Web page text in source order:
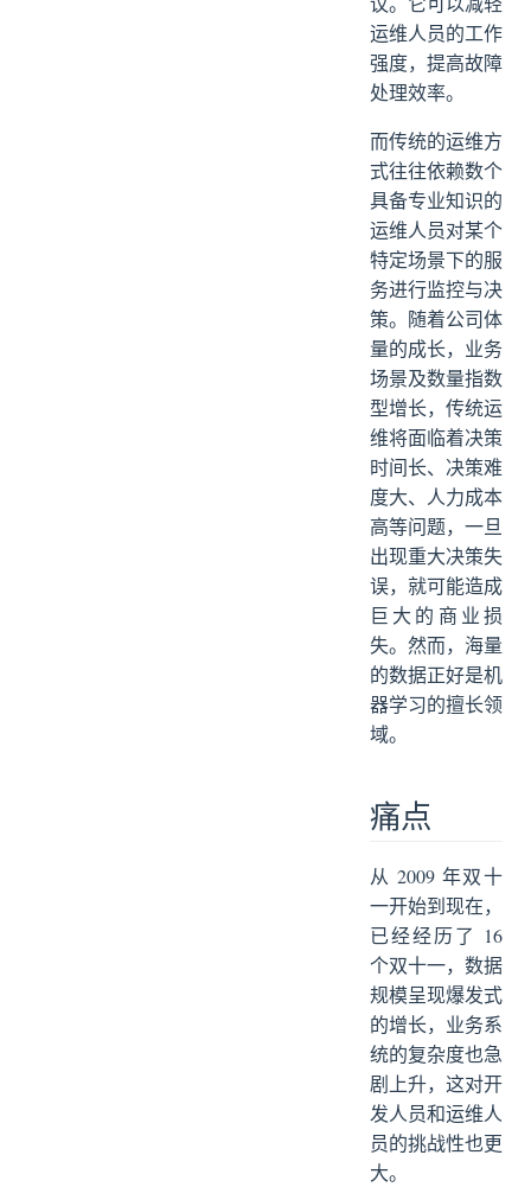
运维人员的工作
强度，提高故障
处理效率。
而传统的运维方
式往往依赖数个
具备专业知识的
运维人员对某个
特定场景下的服
务进行监控与决
策。随着公司体
量的成长，业务
场景及数量指数
型增长，传统运
维将面临着决策
时间长、决策难
度大、人力成本
高等问题，一旦
出现重大决策失
误，就可能造成
巨大的商业损
失。然而，海量
的数据正好是机
器学习的擅长领
域。
痛点
从 2009 年双十
一开始到现在，
已经经历了 16
个双十一，数据
规模呈现爆发式
的增长，业务系
统的复杂度也急
剧上升，这对开
发人员和运维人
员的挑战性也更
大。